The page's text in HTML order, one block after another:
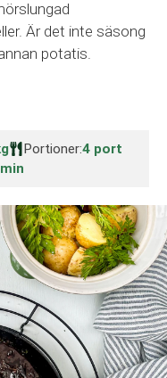
Är det inte säsong
potatis.
Portioner:4 port